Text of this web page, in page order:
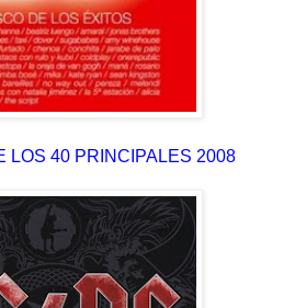
LOS 40 PRINCIPALES 2008